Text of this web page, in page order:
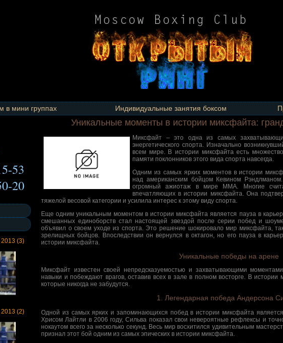
в мини группах Индивидуальные занятия боксом
53
20
(3)
(2)
Уникальные моменты в истории миксфайта:
Миксфайт – это одна из самых
энергетического спорта. Изначально
всем мире. В истории миксфайта есть
памяти поклонников этого вида спорта навсегда.
Одним из самых ярких моментов в истории
над американским бойцом Кевином
огромный ажиотаж в мире MMA. Многие
впечатляющих в истории миксфайта. Она
тяжелой весовой категории и усилила интерес к этому виду спорта.
Еще одним уникальным моментом в истории миксфайта является пауза в
смешанных единоборств стал настоящей звездой после серии побед и
объявил о своем уходе из спорта. Это решение шокировало мир миксфайта,
зрелищных бойцов. Впоследствии он вернулся в октагон, но его пауза в
истории миксфайта.
Уникальные победы на арене
Миксфайт известен своей непредсказуемостью и захватывающими
навыки и побеждают врагов, оставив всех в зале в полном восторге. В истории
которые никогда не забудутся.
1. Легендарная победа Андерсона
Одной из самых ярких и запоминающихся побед в истории миксфайта
Хрисом Лайтли в 2006 году, Сильва показал свои невероятные рефлексы и
нокаутом всего за несколько секунд. Весь мир восхитился удивительным
признал этот бой одним из самых эпических в истории миксфайта.